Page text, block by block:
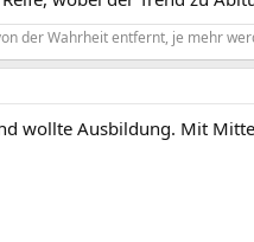
der Wahrheit entfernt, je mehr
wollte Ausbildung. Mit